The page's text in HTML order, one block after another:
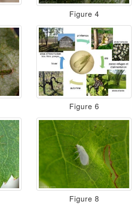
Figure 4
Figure 6
Figure 8